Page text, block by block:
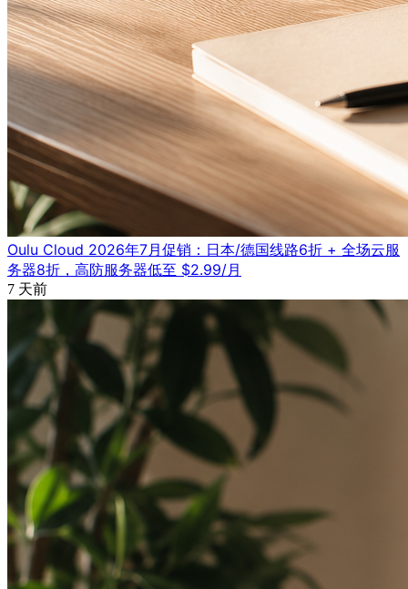
Oulu Cloud 2026年7月促销：日本/德国线路6折 + 全场云服
务器8折，高防服务器低至 $2.99/月
7 天前